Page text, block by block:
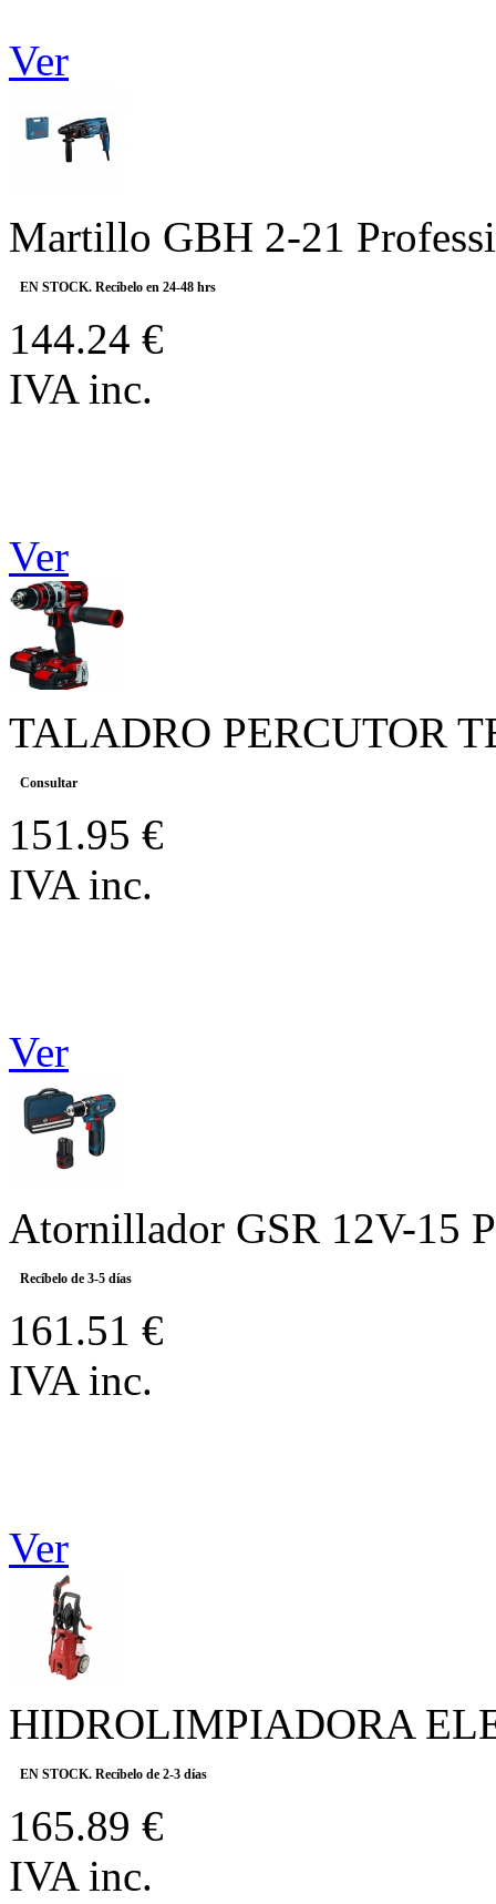
Ver
Martillo GBH 2-21
EN STOCK. Recíbelo en 24-48 hrs
144.24 €
IVA inc.
Ver
TALADRO PERCUTOR
Consultar
151.95 €
IVA inc.
Ver
Atornillador GSR 12V-15
Recíbelo de 3-5 días
161.51 €
IVA inc.
Ver
HIDROLIMPIADORA
EN STOCK. Recíbelo de 2-3 días
165.89 €
IVA inc.